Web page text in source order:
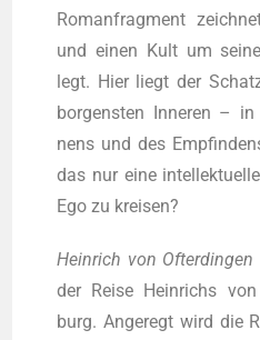
Roman­frag­ment
und einen Kult um
legt. Hier liegt der
bor­gens­ten Inne­ren –
nens und des
das nur eine
Ego zu kreisen?
Hein­rich von Ofter­din­gen
der Rei­se Hein­richs
burg. Ange­regt wird die